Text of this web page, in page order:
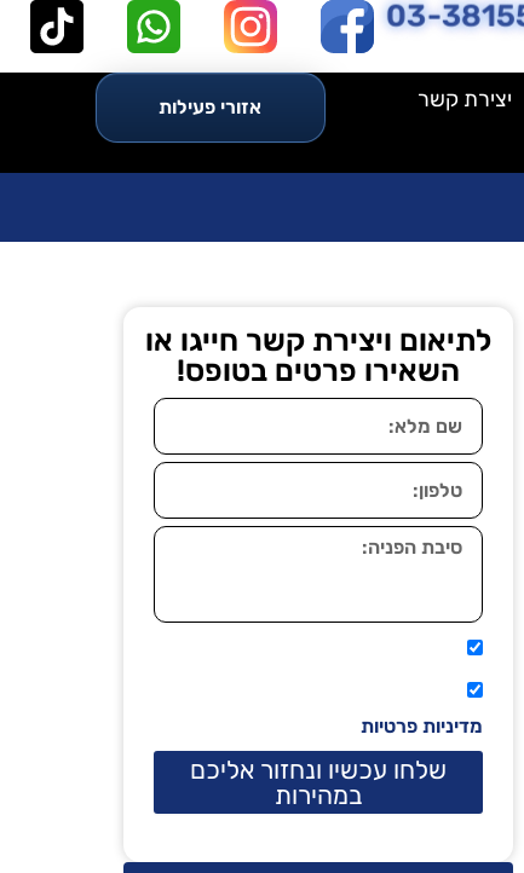
03-
יצירת קשר אזורי פעילות
לתיאום ויצירת קשר חייגו או
השאירו פרטים בטופס!
מדיניות פרטיות
שלחו עכשיו ונחזור אליכם
במהירות